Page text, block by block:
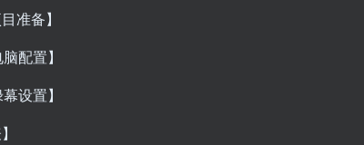
准备】
配置】
设置】